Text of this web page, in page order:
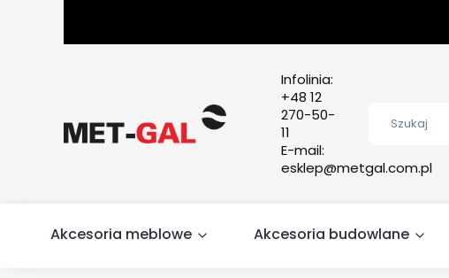
Infolinia:
+48 12
270-50-
11
E-mail:
esklep@metgal.com.pl
Akcesoria meblowe Akcesoria budowlane